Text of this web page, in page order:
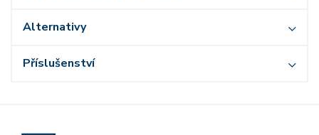
Alternativy
Příslušenství